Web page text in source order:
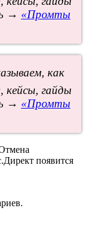
→ «Промты
как
гайды
→ «Промты
появится